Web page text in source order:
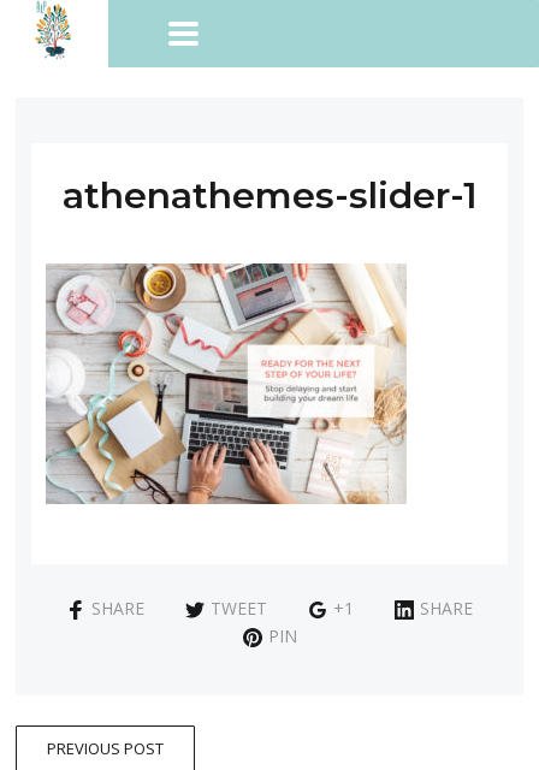
athenathemes-slider-1
SHARE TWEET +1
SHARE
PIN
PREVIOUS POST